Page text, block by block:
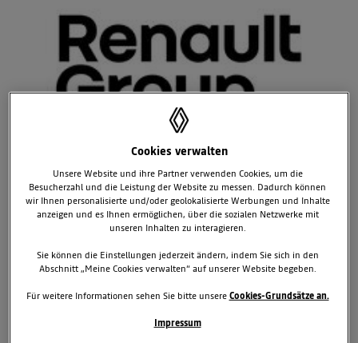
RENAULT AUF DEM WEG ZUM DRITTEN
TITEL
Formel E-Saison 2016/2017 Das Weltmeisterteam Renault e.dams
geht 2016/2017 in der rein elektrischen Rennserie Formel E mit
modifiziertem Fahrzeug und bewährtem Fahrerduo an den Start.
frischgebackene Weltmeister Sébastian Buemi aus der Schweiz und
der Franzose Nicolas Prost für das erfolgreichste Team der noch
Cookies verwalten
Unsere Website und ihre Partner verwenden Cookies, um die
Besucherzahl und die Leistung der Website zu messen. Dadurch können
wir Ihnen personalisierte und/oder geolokalisierte Werbungen und Inhalte
anzeigen und es Ihnen ermöglichen, über die sozialen Netzwerke mit
unseren Inhalten zu interagieren.
Sie können die Einstellungen jederzeit ändern, indem Sie sich in den
Abschnitt „Meine Cookies verwalten“ auf unserer Website begeben.
Für weitere Informationen sehen Sie bitte unsereCookies-Grundsätze an.
Impressum